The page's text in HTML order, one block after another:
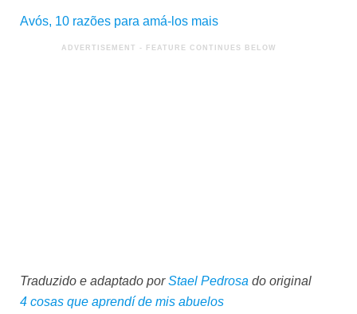
Avós, 10 razões para amá-los mais
Traduzido e adaptado por Stael Pedrosa do original
4 cosas que aprendí de mis abuelos